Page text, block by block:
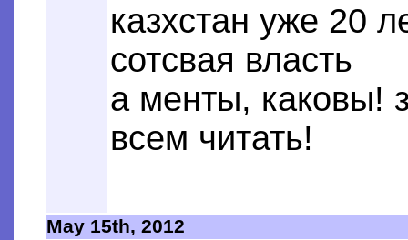
казхстан уже 20
сотсвая власть
а менты, каковы!
всем читать!
May 15th, 2012